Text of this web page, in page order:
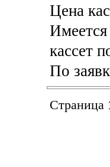
Цена
кассет
По
Страница